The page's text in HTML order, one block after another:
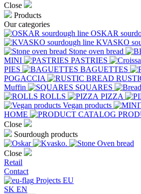
Close
Products
Our categories
OSKAR
KVASKO
Stone oven bread
MINI
PASTRIES
PIES
BAGUETTES
POGACCIA
Muffin
SQUARES
ROLLS
PIZZA
Vegan products
HOME
Close
Sourdough products
Close
Retail
Contact
Projects EU
SK EN